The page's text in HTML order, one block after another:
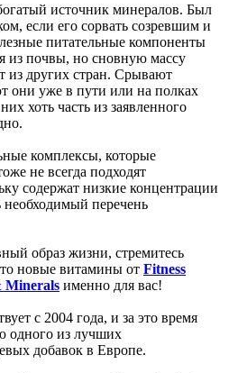
источник минералов. Был
если его сорвать созревшим и
питательные компоненты
из почвы, но сновную массу
из других стран. Срывают
они уже в пути или на полках
хоть часть из заявленного
комплексы, которые
не всегда подходят
содержат низкие концентрации
необходимый перечень
образ жизни, стремитесь
то новые витамины от Fitness
Minerals именно для вас!
с 2004 года, и за это время
одного из лучших
добавок в Европе.